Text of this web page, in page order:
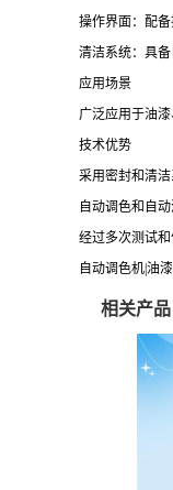
操作界面：配备
清洁系统：具备
应用场景
广泛应用于油
技术优势
采用密封和清洁
自动调色和自
经过多次测试和
自动调色机|油
相关产品